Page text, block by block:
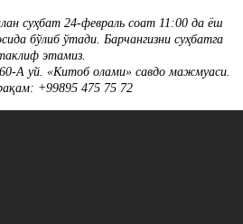
суҳбат 24-февраль соат 11:00 да ёш
бўлиб ўтади. Барчангизни суҳбатга
этамиз.
А уй. «Китоб олами» савдо мажмуаси.
+99895 475 75 72